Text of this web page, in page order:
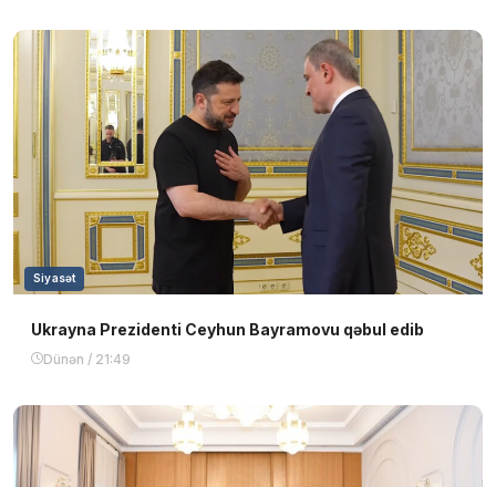
Siyasət
Ukrayna Prezidenti Ceyhun Bayramovu qəbul edib
Dünən / 21:49